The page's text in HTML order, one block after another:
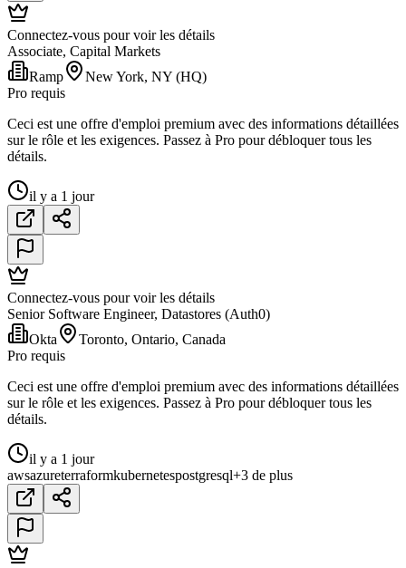
Connectez-vous pour voir les détails
Associate, Capital Markets
Ramp
New York, NY (HQ)
Pro requis
Ceci est une offre d'emploi premium avec des informations détaillées
sur le rôle et les exigences. Passez à Pro pour débloquer tous les
détails.
il y a 1 jour
Connectez-vous pour voir les détails
Senior Software Engineer, Datastores (Auth0)
Okta
Toronto, Ontario, Canada
Pro requis
Ceci est une offre d'emploi premium avec des informations détaillées
sur le rôle et les exigences. Passez à Pro pour débloquer tous les
détails.
il y a 1 jour
awsazureterraformkubernetespostgresql+3 de plus